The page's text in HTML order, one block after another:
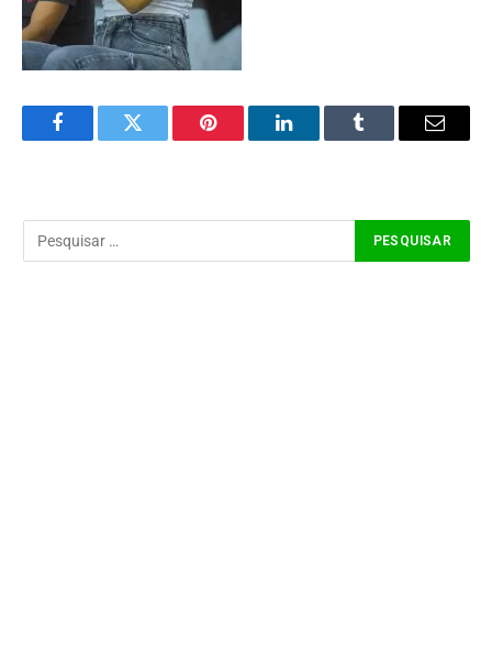
FacebookTwitter Pinterest LinkedInTumblr Email